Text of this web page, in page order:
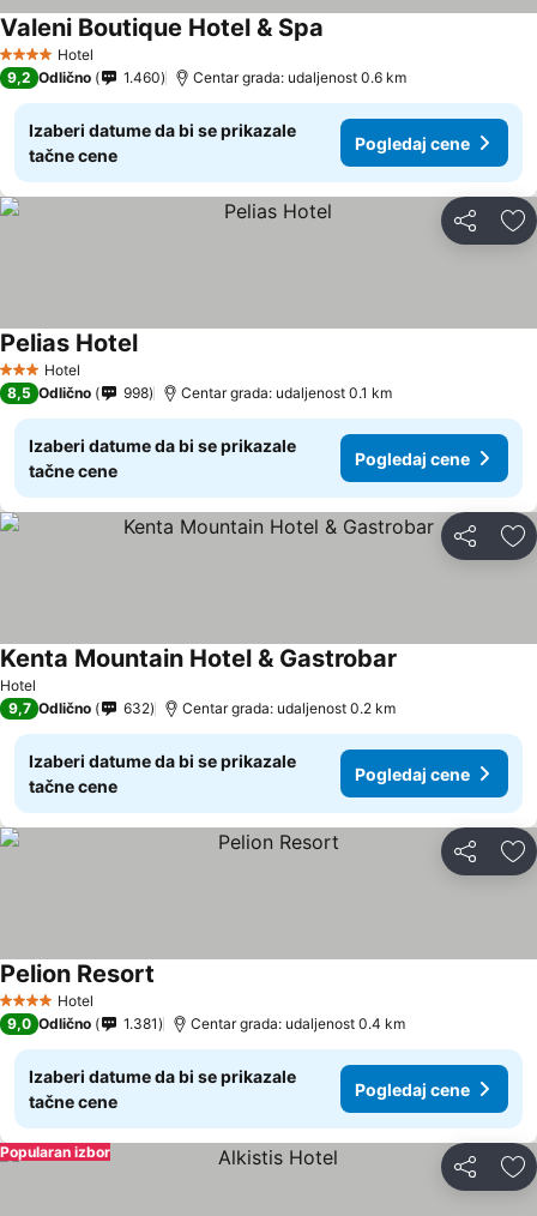
4 ZvezdiceHotel
Valeni Boutique Hotel & Spa
9,2 Odlično 1.460 Centar grada: udaljenost 0.6 km
Izaberi datume da bi se prikazale
tačne cene
Pogledaj cene
Deli
3 Zvezdice
Hotel
Pelias Hotel
8,5 Odlično 998 Centar grada: udaljenost 0.1 km
Izaberi datume da bi se prikazale
tačne cene
Pogledaj cene
Deli
Hotel
Kenta Mountain Hotel & Gastrobar
9,7 Odlično 632 Centar grada: udaljenost 0.2 km
Izaberi datume da bi se prikazale
tačne cene
Pogledaj cene
Deli
4 ZvezdiceHotel
Pelion Resort
9,0 Odlično 1.381 Centar grada: udaljenost 0.4 km
Izaberi datume da bi se prikazale
tačne cene
Pogledaj cene
Deli
Popularan izbor